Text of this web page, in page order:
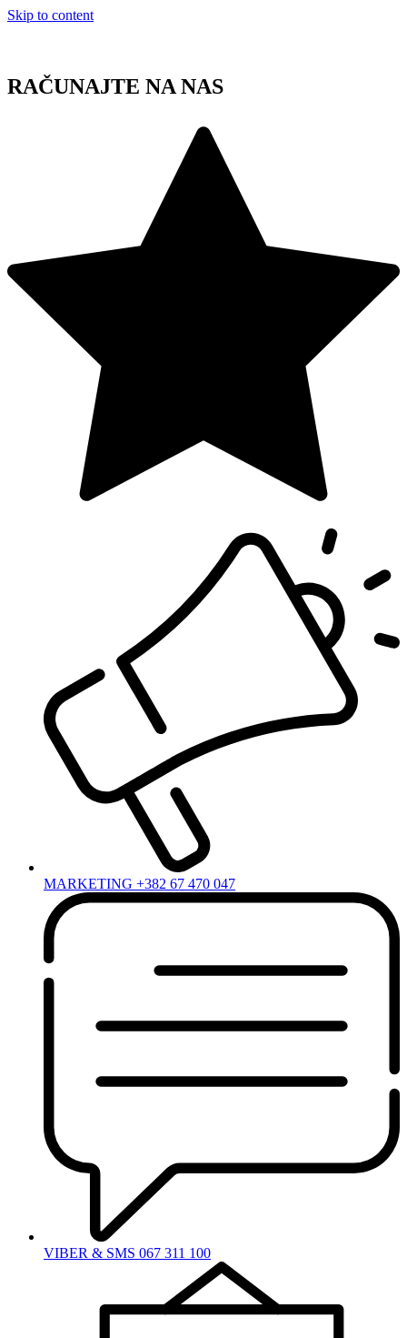
Skip to content
RAČUNAJTE NA NAS
MARKETING +382 67 470 047
VIBER & SMS 067 311 100